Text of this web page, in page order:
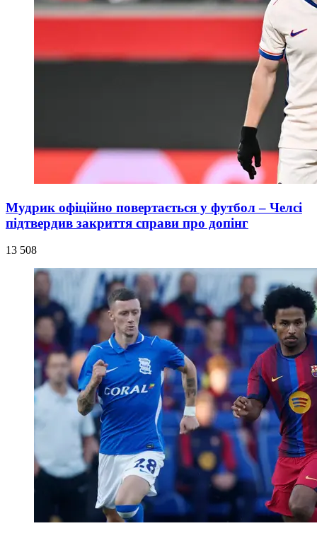
Мудрик офіційно повертається у футбол – Челсі
підтвердив закриття справи про допінг
13 508